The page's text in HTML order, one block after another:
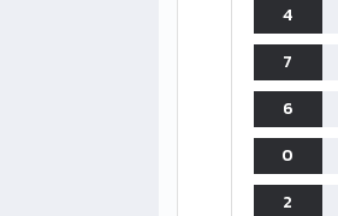
4
7
6
0
2